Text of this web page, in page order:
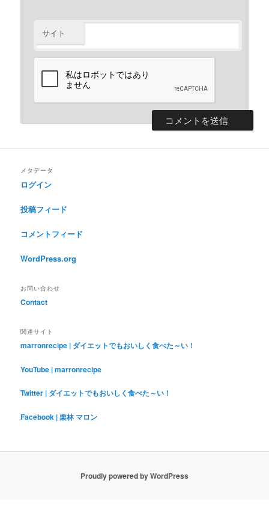
サイト
メタデータ
ログイン
投稿フィード
コメントフィード
WordPress.org
お問い合わせ
Contact
関連サイト
marronrecipe | ダイエットでもおいしく食べた～い！
YouTube | marronrecipe
Twitter | ダイエットでもおいしく食べた～い！
Facebook | 栗林 マロン
Proudly powered by WordPress